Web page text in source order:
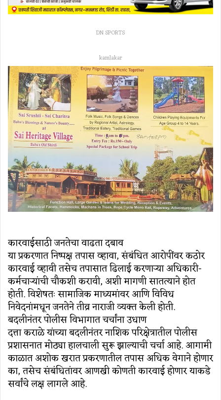
DN SPORTS
kamlakar
कारवाईसाठी जनतेचा वाढता दबाव
या प्रकरणात निष्पक्ष तपास व्हावा, संबंधित आरोपींवर कठोर
कारवाई व्हावी तसेच तपासात ढिलाई करणाऱ्या अधिकारी-
कर्मचाऱ्यांची चौकशी करावी, अशी मागणी सातत्याने होत
होती. विशेषतः सामाजिक माध्यमांवर आणि विविध
निवेदनांमधून जनतेने तीव्र नाराजी व्यक्त केली होती.
बदलीनंतर पोलीस विभागात चर्चांना उधाण
दत्ता कराळे यांच्या बदलीनंतर नाशिक परिक्षेत्रातील पोलीस
प्रशासनात मोठ्या हालचाली सुरू झाल्याची चर्चा आहे. आगामी
काळात अशोक खरात प्रकरणातील तपास अधिक वेगाने होणार
का, तसेच संबंधितांवर आणखी कोणती कारवाई होणार याकडे
सर्वांचे लक्ष लागले आहे.